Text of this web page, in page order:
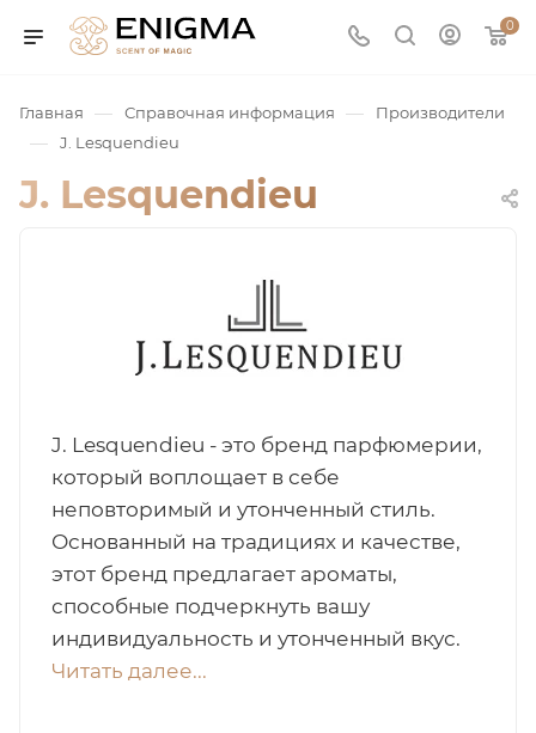
0
Арабская
Главная — Справочная информация — Производители
— J. Lesquendieu
J. Lesquendieu
J. Lesquendieu - это бренд парфюмерии,
который воплощает в себе
неповторимый и утонченный стиль.
Основанный на традициях и качестве,
этот бренд предлагает ароматы,
способные подчеркнуть вашу
индивидуальность и утонченный вкус.
Читать далее...